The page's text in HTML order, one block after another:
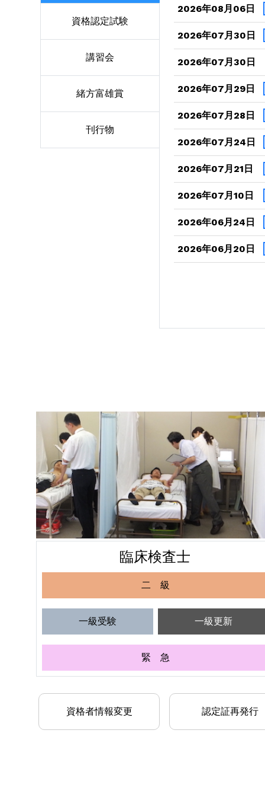
資格認定試験
講習会
緒方富雄賞
刊行物
2026年08月06日
2026年07月30日
2026年07月30日
2026年07月29日
2026年07月28日
2026年07月24日
2026年07月21日
2026年07月10日
2026年06月24日
2026年06月20日
臨床検査士
二 級
一級受験 一級更新
緊 急
資格者情報変更 認定証再発行